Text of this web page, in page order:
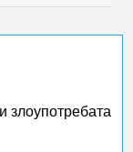
злоупотребата